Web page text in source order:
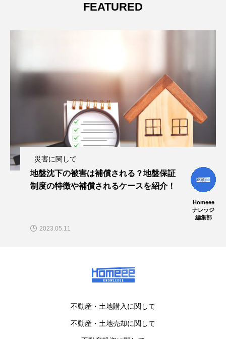
FEATURED
災害に関して
地盤沈下の被害は補償される？地盤保証
制度の特徴や補償されるケースを紹介！
Homeee
ナレッジ
編集部
2023.05.11
不動産・土地購入に関して
不動産・土地売却に関して